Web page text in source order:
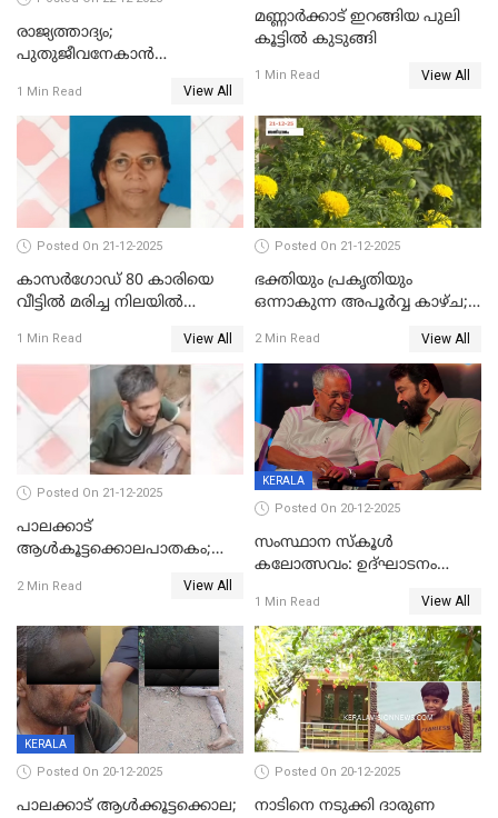
രാജ്യത്താദ്യം;
പുതുജീവനേകാൻ
എറണാകുളം സർക്കാർ
ജനറൽ
ആശുപത്രിയിലെത്തിച്ചു
1 Min Read View All
മണ്ണാർക്കാട് ഇറങ്ങിയ പുലി
കൂട്ടിൽ കുടുങ്ങി
1 Min Read View All
Posted On 21-12-2025
കാസർഗോഡ് 80 കാരിയെ
വീട്ടിൽ മരിച്ച നിലയിൽ
1 Min Read View All
Posted On 21-12-2025
ഭക്തിയും പ്രകൃതിയും
ഒന്നാകുന്ന അപൂര്‍വ്വ കാഴ്ച;
കാഴ്ചാനുഭവമൊരുക്കി
ശബരീ നന്ദനം
2 Min Read View All
Posted On 21-12-2025
പാലക്കാട്‌
ആൾകൂട്ടക്കൊലപാതകം;
ഊർജ്ജിതമാക്കിമാക്കി
2 Min Read View All
KERALA
Posted On 20-12-2025
സംസ്ഥാന സ്കൂൾ
കലോത്സവം: ഉദ്ഘാടനം
മുഖ്യാതിഥിയായി
മോഹൻലാൽ
1 Min Read View All
KERALA
Posted On 20-12-2025
പാലക്കാട് ആൾക്കൂട്ടക്കൊല;
Posted On 20-12-2025
നാടിനെ നടുക്കി ദാരുണ